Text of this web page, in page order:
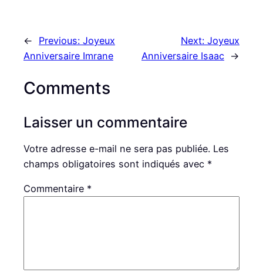
← Previous: Joyeux
Anniversaire Imrane
Next: Joyeux
Anniversaire Isaac →
Comments
Laisser un commentaire
Votre adresse e-mail ne sera pas publiée. Les
champs obligatoires sont indiqués avec *
Commentaire *